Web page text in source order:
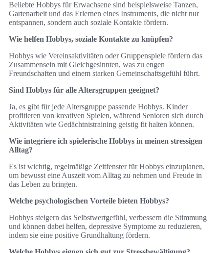
Beliebte Hobbys für Erwachsene sind beispielsweise Tanzen,
Gartenarbeit und das Erlernen eines Instruments, die nicht nur
entspannen, sondern auch soziale Kontakte fördern.
Wie helfen Hobbys, soziale Kontakte zu knüpfen?
Hobbys wie Vereinsaktivitäten oder Gruppenspiele fördern das
Zusammensein mit Gleichgesinnten, was zu engen
Freundschaften und einem starken Gemeinschaftsgefühl führt.
Sind Hobbys für alle Altersgruppen geeignet?
Ja, es gibt für jede Altersgruppe passende Hobbys. Kinder
profitieren von kreativen Spielen, während Senioren sich durch
Aktivitäten wie Gedächtnistraining geistig fit halten können.
Wie integriere ich spielerische Hobbys in meinen stressigen
Alltag?
Es ist wichtig, regelmäßige Zeitfenster für Hobbys einzuplanen,
um bewusst eine Auszeit vom Alltag zu nehmen und Freude in
das Leben zu bringen.
Welche psychologischen Vorteile bieten Hobbys?
Hobbys steigern das Selbstwertgefühl, verbessern die Stimmung
und können dabei helfen, depressive Symptome zu reduzieren,
indem sie eine positive Grundhaltung fördern.